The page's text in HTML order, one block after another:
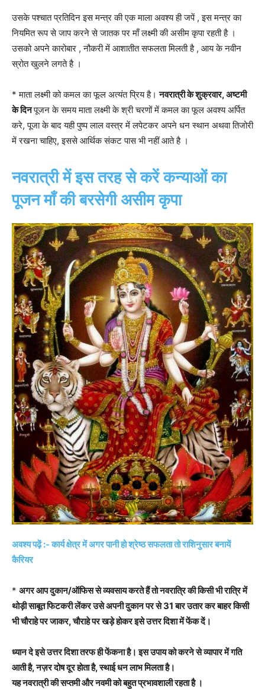
उसके पश्चात प्रतिदिन इस मन्त्र की एक माला अवश्य ही जपें , इस मन्त्र का
नियमित रूप से जाप करने से जातक पर माँ लक्ष्मी की असीम कृपा रहती है ।
उसको अपने कारोबार , नौकरी में आशातीत सफलता मिलती है , आय के नवीन
स्रोत खुलने लगते है ।
* माता लक्ष्मी को कमल का फूल अत्यंत प्रिय है।नवरात्री के शुक्रवार, अष्टमी
के दिनपूजन के समय माता लक्ष्मी के श्री चरणों में कमल का फूल अवश्य अर्पित
करे, पूजा के बाद यही पुष्प लाल वस्त्र में लपेटकर अपने धन स्थान अथवा तिजोरी
में रखना चाहिए, इससे आर्थिक संकट पास भी नहीं आते है ।
नवरात्री में इस तरह से करें कन्याओं का
पूजन माँ की बरसेगी असीम कृपा
अवश्य पढ़ें :- कार्य क्षेत्र में अगर पानी हो श्रेष्ठ सफलता तो राशिनुसार बनायें
कैरियर
* अगर आप दुकान/ऑफिस से व्यवसाय करते हैं तो नवरात्रि की किसी भी रात्रि में
थोड़ी साबूत फिटकरी लेंकर उसे अपनी दुकान पर से 31 बार उतार कर बाहर किसी
भी चौराहे पर जाकर, चौराहे पर खड़े होकर इसे उत्तर दिशा में फेंक दें।
ध्यान दे इसे उत्तर दिशा तरफ ही फेंकना है। इस उपाय को करने से व्यापार में गति
आती है, नज़र दोष दूर होता है, स्थाई धन लाभ मिलता है।
यह नवरात्री की सप्तमी और नवमी को बहुत प्रभावशाली रहता है ।